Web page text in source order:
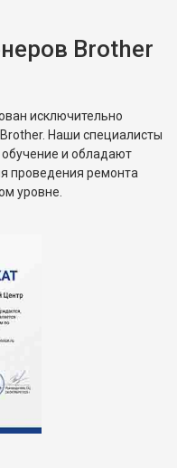
Brother
исключительно
Наши специалисты
и обладают
проведения ремонта
уровне.